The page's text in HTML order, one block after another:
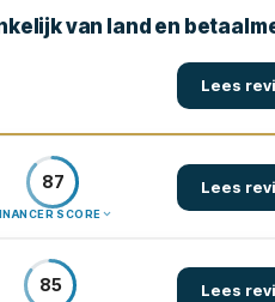
van land en
Lees
87
SCORE
Lees
85 Lees